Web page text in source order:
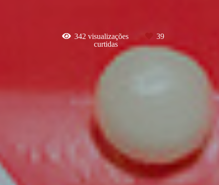
342 visualizações
39
curtidas